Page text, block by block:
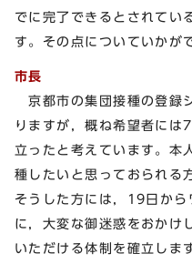
でに完了できるとされてい
す。その点についていかが
市長
京都市の集団接種の登録
りますが，概ね希望者には
立ったと考えています。本
種したいと思っておられる
そうした方には，19日から
に，大変な御迷惑をおかけ
いただける体制を確立しま